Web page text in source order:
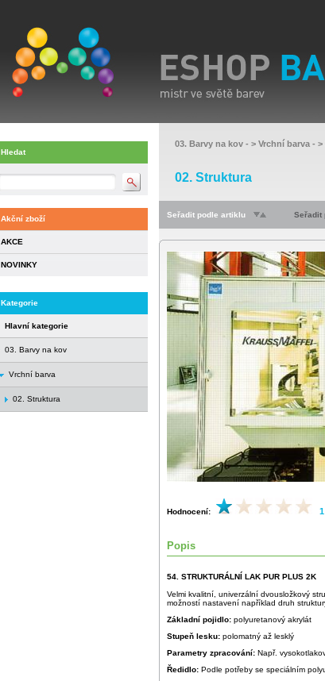
Hledat
Akční zboží
AKCE
NOVINKY
Kategorie
Hlavní kategorie
03. Barvy na kov
Vrchní barva
02. Struktura
03. Barvy na kov - > Vrchní barva - >
02. Struktura
Seřadit podle artiklu Seřadit
Hodnocení:
Popis
54. STRUKTURÁLNÍ LAK PUR PLUS 2K
Velmi kvalitní, univerzální dvousložkový
možností nastavení například druh
Základní pojidlo: polyuretanový akrylát
Stupeň lesku: polomatný až lesklý
Parametry zpracování: Např.
Ředidlo: Podle potřeby se speciálním